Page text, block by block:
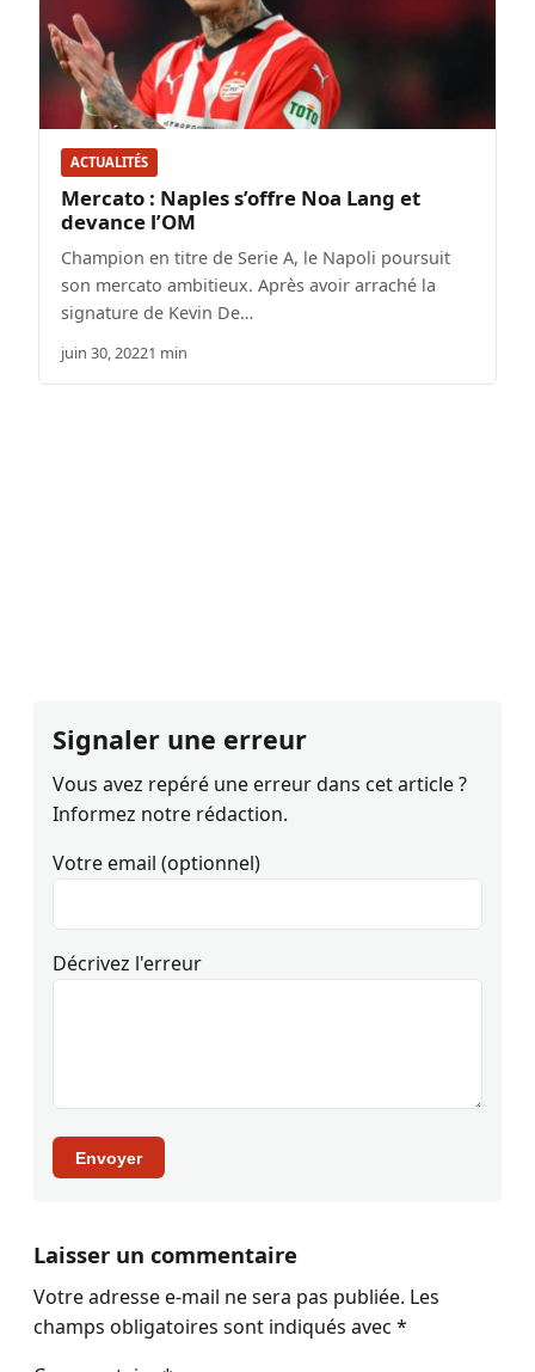
ACTUALITÉS
Mercato : Naples s’offre Noa Lang et
devance l’OM
Champion en titre de Serie A, le Napoli poursuit
son mercato ambitieux. Après avoir arraché la
signature de Kevin De…
juin 30, 20221 min
Signaler une erreur
Vous avez repéré une erreur dans cet article ?
Informez notre rédaction.
Votre email (optionnel)
Décrivez l'erreur
Envoyer
Laisser un commentaire
Votre adresse e-mail ne sera pas publiée. Les
champs obligatoires sont indiqués avec *